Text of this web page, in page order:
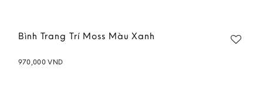
Bình Trang Trí Moss Màu Xanh
970,000VND